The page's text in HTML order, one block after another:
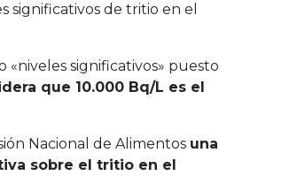
significativos de tritio en el
«niveles significativos» puesto
que 10.000 Bq/L es el
Nacional de Alimentos una
sobre el tritio en el